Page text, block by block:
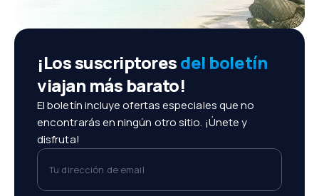
¡Los suscriptoresdel boletín
viajan más barato!
El boletín incluye ofertas especiales que no
encontrarás en ningún otro sitio. ¡Únete y
disfruta!
Tu dirección de email